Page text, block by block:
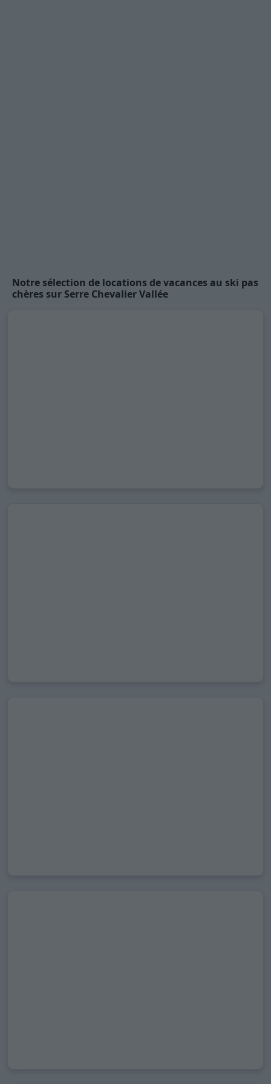
Notre sélection de locations de vacances au ski pas
chères sur Serre Chevalier Vallée